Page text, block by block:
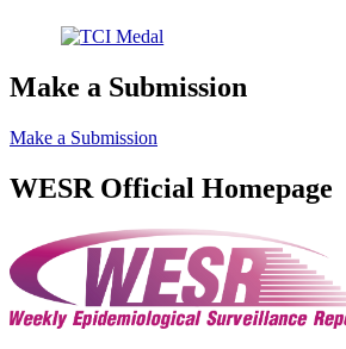
Make a Submission
Make a Submission
WESR Official Homepage